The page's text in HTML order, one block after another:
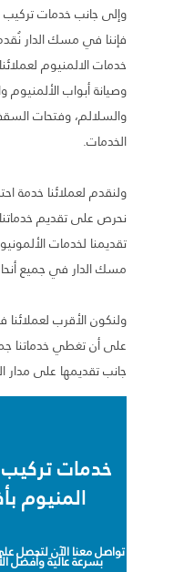
وإلى جانب خدمات تركيب
فإننا في مسك الدار
خدمات الالمنيوم
وصيانة أبواب الألمنيوم
والسلالم، وفتحات
الخدمات.
ولنقدم لعملائنا خدمة
نحرص على تقديم
تقديمنا لخدمات
مسك الدار في جميع
ولنكون الأقرب
على أن تغطي خدماتنا
جانب تقديمها على مدار الـ 24
خدمات
المنيوم
تواصل معنا الآن لتحصل
بسرعة عالية وأفضل